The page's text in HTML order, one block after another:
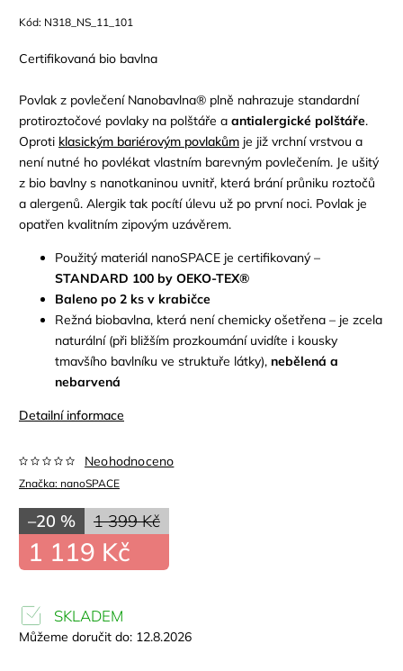
Kód: N318_NS_11_101
Certifikovaná bio bavlna
Povlak z povlečení Nanobavlna® plně nahrazuje standardní
protiroztočové povlaky na polštáře a antialergické polštáře.
Oproti klasickým bariérovým povlakům je již vrchní vrstvou a
není nutné ho povlékat vlastním barevným povlečením. Je ušitý
z bio bavlny s nanotkaninou uvnitř, která brání průniku roztočů
a alergenů. Alergik tak pocítí úlevu už po první noci. Povlak je
opatřen kvalitním zipovým uzávěrem.
Použitý materiál nanoSPACE je certifikovaný –
STANDARD 100 by OEKO-TEX®
Baleno po 2 ks v krabičce
Režná biobavlna, která není chemicky ošetřena – je zcela
naturální (při bližším prozkoumání uvidíte i kousky
tmavšího bavlníku ve struktuře látky), nebělená a
nebarvená
Detailní informace
Značka: nanoSPACE
Neohodnoceno
1 399 Kč
–20 %
1 119 Kč
SKLADEM
Můžeme doručit do: 12.8.2026